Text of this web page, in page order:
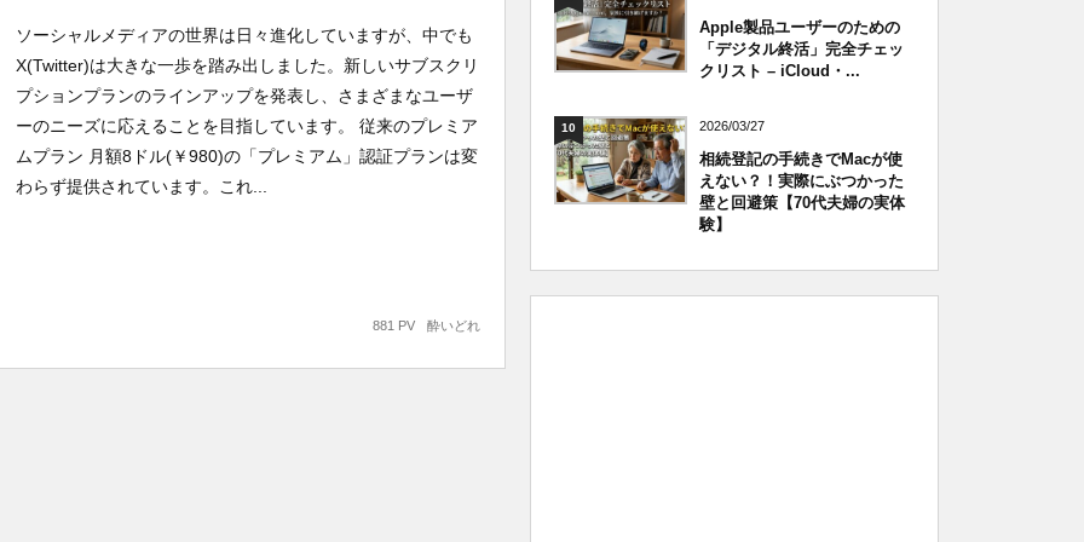
ソーシャルメディアの世界は日々進化していますが、中でも
X(Twitter)は大きな一歩を踏み出しました。新しいサブスクリ
プションプランのラインアップを発表し、さまざまなユーザ
ーのニーズに応えることを目指しています。 従来のプレミア
ムプラン 月額8ドル(￥980)の「プレミアム」認証プランは変
わらず提供されています。これ...
酔いどれ
881 PV
Apple製品ユーザーのための
「デジタル終活」完全チェッ
クリスト – iCloud・...
10 2026/03/27
相続登記の手続きでMacが使
えない？！実際にぶつかった
壁と回避策【70代夫婦の実体
験】